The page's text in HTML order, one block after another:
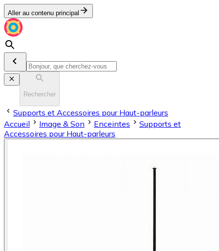
Aller au contenu principal
Rechercher
Supports et Accessoires pour Haut-parleurs
Accueil
Image & Son Enceintes
Supports et
Accessoires pour Haut-parleurs